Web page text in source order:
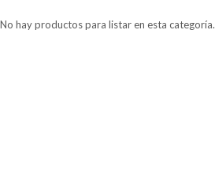
No hay productos para listar en esta categoría.